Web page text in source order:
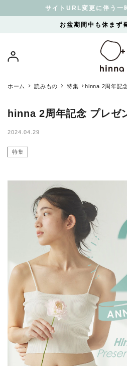
サイトURL変更に伴う一
お盆期間中も休まず
ホーム 読みもの 特集
hinna 2周年記
hinna 2周年記念 プレゼ
2024.04.29
特集